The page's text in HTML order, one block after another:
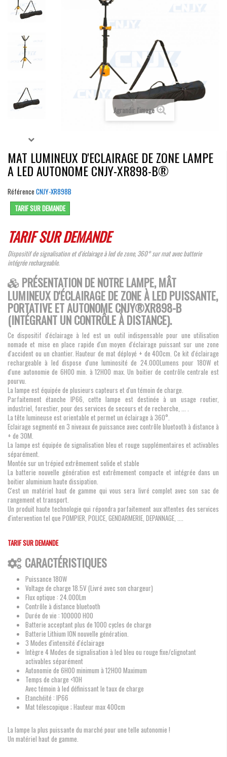
Agrandir l'image
MAT LUMINEUX D'ECLAIRAGE DE ZONE LAMPE
A LED AUTONOME CNJY-XR898-B®
Référence CNJY-XR898B
TARIF SUR DEMANDE
TARIF SUR DEMANDE
Dispositif de signalisation et d'éclairage à led de zone, 360° sur mat avec batterie
intégrée rechargeable.
PRÉSENTATION DE NOTRE LAMPE, MÂT
LUMINEUX D'ÉCLAIRAGE DE ZONE À LED PUISSANTE,
PORTATIVE ET AUTONOME CNJY®XR898-B
(INTÉGRANT UN CONTRÔLE À DISTANCE).
Ce dispositif d'éclairage à led est un outil indispensable pour une utilisation
nomade et mise en place rapide d'un moyen d'éclairage puissant sur une zone
d'accident ou un chantier. Hauteur de mat déployé + de 400cm. Ce kit d'éclairage
rechargeable à led dispose d'une luminosité de 24.000Lumens pour 180W et
d'une autonomie de 6H00 min. à 12H00 max. Un boitier de contrôle centrale est
pourvu.
La lampe est équipée de plusieurs capteurs et d'un témoin de charge.
Parfaitement étanche IP66, cette lampe est destinée à un usage routier,
industriel, forestier, pour des services de secours et de recherche, ... .
La tête lumineuse est orientable et permet un éclairage à 360°.
Eclairage segmenté en 3 niveaux de puissance avec contrôle bluetooth à distance à
+ de 30M.
La lampe est équipée de signalisation bleu et rouge supplémentaires et activables
séparément.
Montée sur un trépied extrêmement solide et stable
La batterie nouvelle génération est extrêmement compacte et intégrée dans un
boitier aluminium haute dissipation.
C'est un matériel haut de gamme qui vous sera livré complet avec son sac de
rangement et transport.
Un produit haute technologie qui répondra parfaitement aux attentes des services
d'intervention tel que POMPIER, POLICE, GENDARMERIE, DEPANNAGE, ....
TARIF SUR DEMANDE
CARACTÉRISTIQUES
Puissance 180W
Voltage de charge 18.5V (Livré avec son chargeur)
Flux optique : 24.000Lm
Contrôle à distance bluetooth
Durée de vie : 100000 H00
Batterie acceptant plus de 1000 cycles de charge
Batterie Lithium ION nouvelle génération.
3 Modes d'intensité d'éclairage
Intègre 4 Modes de signalisation à led bleu ou rouge fixe/clignotant
activables séparément
Autonomie de 6H00 minimum à 12H00 Maximum
Temps de charge <10H
Avec témoin à led définissant le taux de charge
Etanchéité : IP66
Mat télescopique ; Hauteur max 400cm
La lampe la plus puissante du marché pour une telle autonomie !
Un matériel haut de gamme.